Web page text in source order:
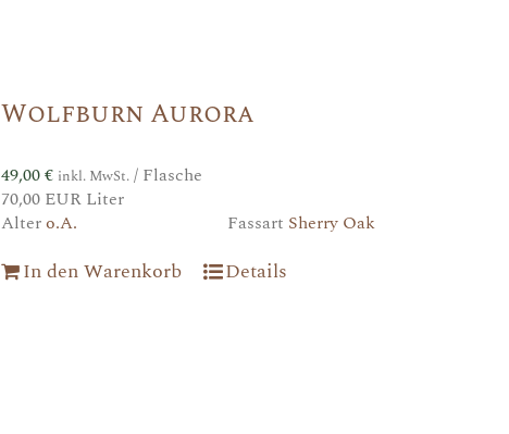
Wolfburn Aurora
49,00€ inkl. MwSt./ Flasche
70,00 EUR Liter
Altero.A. Fassart Sherry Oak
In den Warenkorb Details